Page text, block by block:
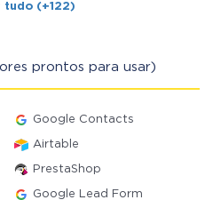
tudo (+122)
prontos para usar)
Google Contacts
Airtable
PrestaShop
Google Lead Form